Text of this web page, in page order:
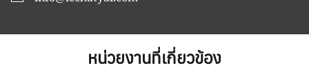
หน่วยงานที่เกี่ยวข้อง